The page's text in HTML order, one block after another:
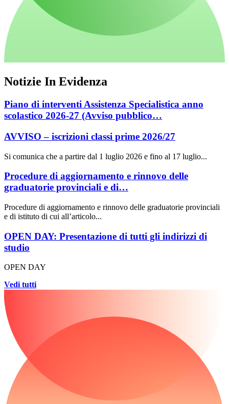
Notizie In Evidenza
Piano di interventi Assistenza Specialistica anno
scolastico 2026-27 (Avviso pubblico…
AVVISO – iscrizioni classi prime 2026/27
Si comunica che a partire dal 1 luglio 2026 e fino al 17 luglio...
Procedure di aggiornamento e rinnovo delle
graduatorie provinciali e di…
Procedure di aggiornamento e rinnovo delle graduatorie provinciali
e di istituto di cui all’articolo...
OPEN DAY: Presentazione di tutti gli indirizzi di
studio
OPEN DAY
Vedi tutti